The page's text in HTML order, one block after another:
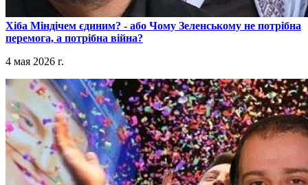
​Хіба Міндічем єдиним? - або Чому Зеленському не потрібна
перемога, а потрібна війна?
4 мая 2026 г.